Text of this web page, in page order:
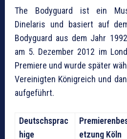
The Bodyguard ist ein
Dinelaris und basiert auf
Bodyguard aus dem Jahr
am 5. Dezember 2012 im
Premiere und wurde später
Vereinigten Königreich und
aufgeführt.
Deutschsprac
hige
etzung Köln